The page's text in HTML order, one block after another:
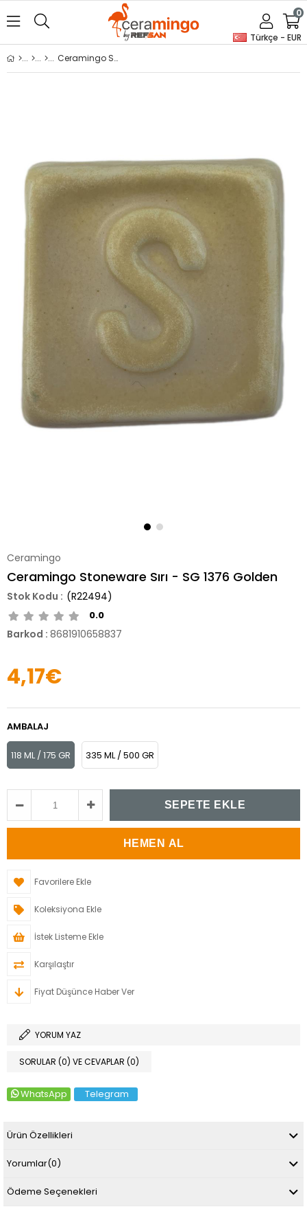
Türkçe - EUR
0
Ceramingo Stoneware Sırı - SG 1376 Golden
Ceramingo
Ceramingo Stoneware Sırı - SG 1376 Golden
(R22494)
0.0
Barkod : 8681910658837
4,17€
AMBALAJ
118 ML / 175 GR 335 ML / 500 GR
Favorilere Ekle
Koleksiyona Ekle
İstek Listeme Ekle
Karşılaştır
Fiyat Düşünce Haber Ver
YORUM YAZ
SORULAR (0) VE CEVAPLAR (0)
WhatsApp Telegram
Ürün Özellikleri
Yorumlar(0)
Ödeme Seçenekleri